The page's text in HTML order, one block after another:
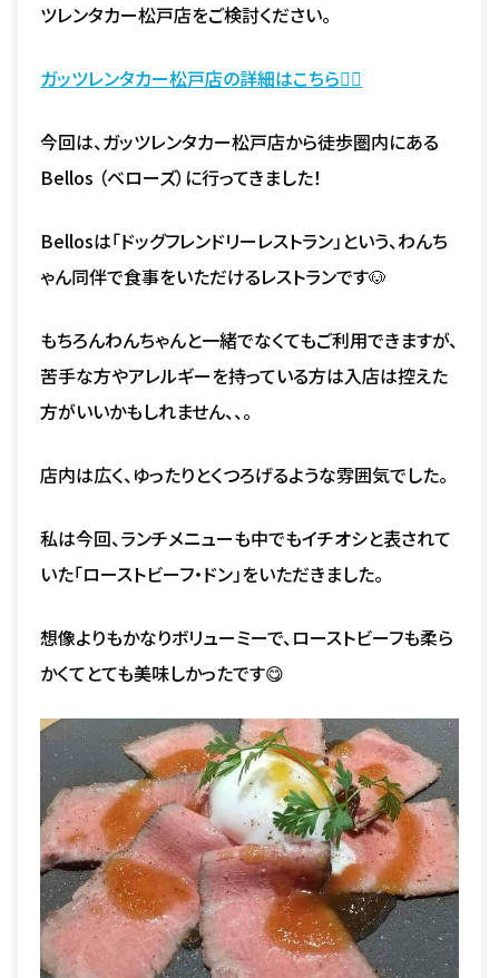
ツレンタカー松戸店をご検討ください。
ガッツレンタカー松戸店の詳細はこちら💁‍♀️
今回は、ガッツレンタカー松戸店から徒歩圏内にある
Bellos （ベローズ）に行ってきました！
Bellosは「ドッグフレンドリーレストラン」という、わんち
ゃん同伴で食事をいただけるレストランです🐶
もちろんわんちゃんと一緒でなくてもご利用できますが、
苦手な方やアレルギーを持っている方は入店は控えた
方がいいかもしれません、、。
店内は広く、ゆったりとくつろげるような雰囲気でした。
私は今回、ランチメニューも中でもイチオシと表されて
いた「ローストビーフ・ドン」をいただきました。
想像よりもかなりボリューミーで、ローストビーフも柔ら
かくてとても美味しかったです😋